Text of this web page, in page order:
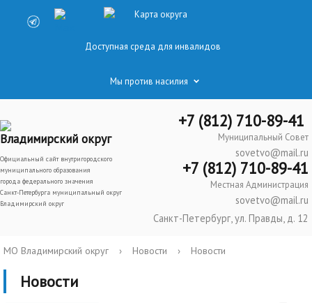
Карта округа
Доступная среда для инвалидов
Мы против насилия
Владимирский округ
Официальный сайт внутригородского
муниципального образования
города федерального значения
Санкт-Петербурга муниципальный округ
Владимирский округ
+7 (812) 710-89-41
Муниципальный Совет
sovetvo@mail.ru
+7 (812) 710-89-41
Местная Администрация
sovetvo@mail.ru
Санкт-Петербург, ул. Правды, д. 12
МО Владимирский округ › Новости › Новости
Новости